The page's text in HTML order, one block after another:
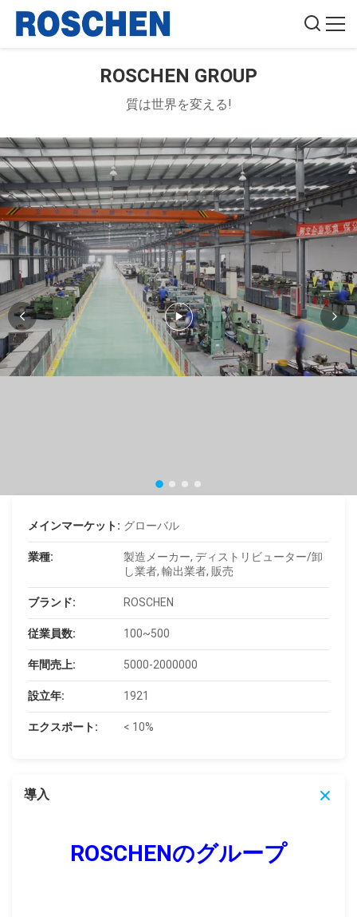
ROSCHEN GROUP
質は世界を変える!
メインマーケット: グローバル
業種:
製造メーカー, ディストリビューター/卸
し業者, 輸出業者, 販売
ブランド: ROSCHEN
従業員数: 100~500
年間売上: 5000-2000000
設立年: 1921
エクスポート: < 10%
導入
ROSCHENのグループ